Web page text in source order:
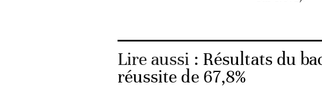
Lire aussi : Résultats du
réussite de 67,8%